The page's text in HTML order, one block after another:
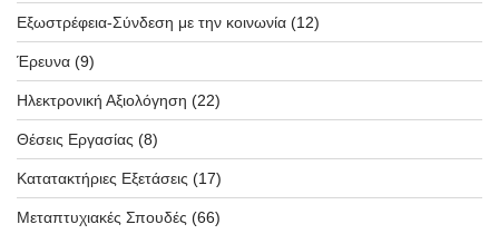
Εξωστρέφεια-Σύνδεση με την κοινωνία (12)
Έρευνα (9)
Ηλεκτρονική Αξιολόγηση (22)
Θέσεις Εργασίας (8)
Κατατακτήριες Εξετάσεις (17)
Μεταπτυχιακές Σπουδές (66)